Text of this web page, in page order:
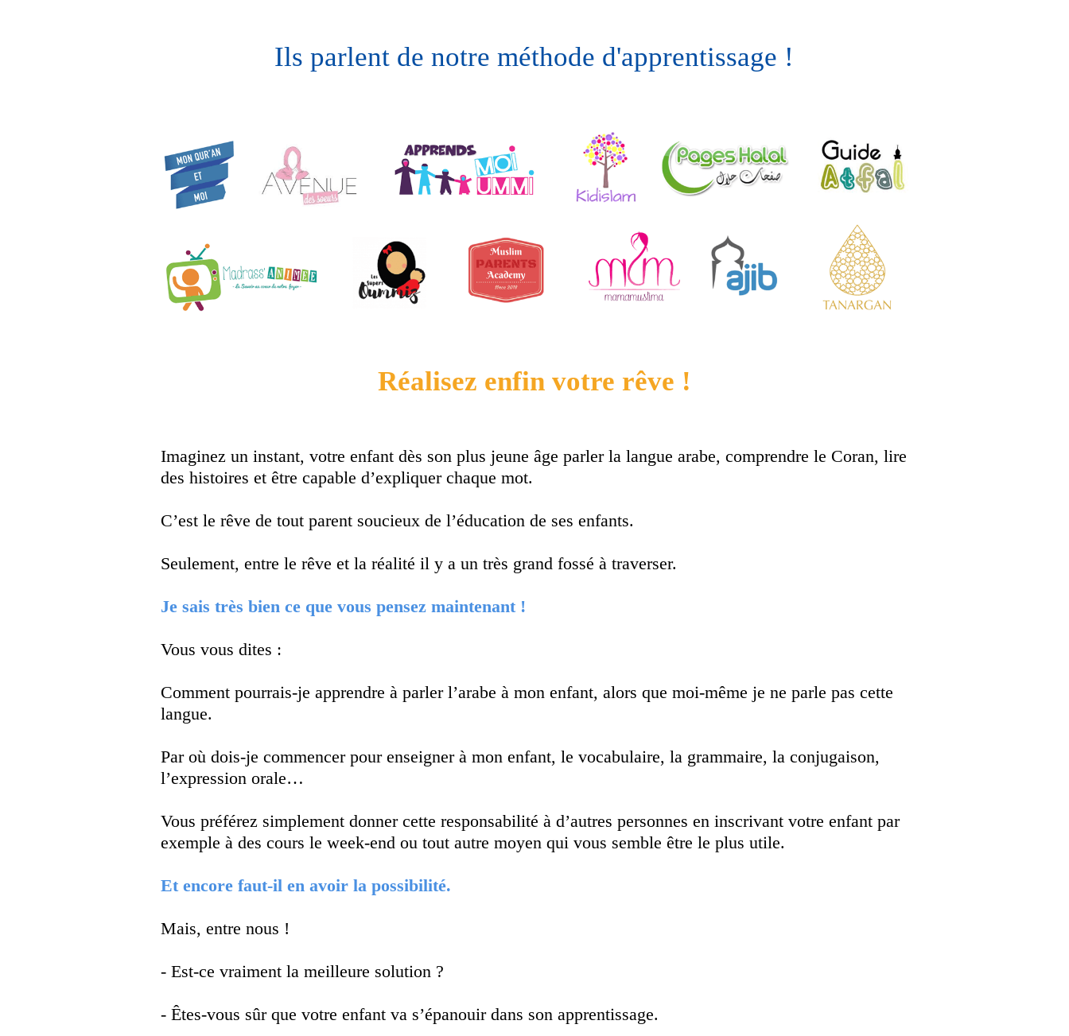
Ils parlent de notre méthode d'apprentissage !
Réalisez enfin votre rêve !
Imaginez un instant, votre enfant dès son plus jeune âge parler la langue arabe, comprendre le Coran, lire
des histoires et être capable d’expliquer chaque mot.
C’est le rêve de tout parent soucieux de l’éducation de ses enfants.
Seulement, entre le rêve et la réalité il y a un très grand fossé à traverser.
Je sais très bien ce que vous pensez maintenant !
Vous vous dites :
Comment pourrais-je apprendre à parler l’arabe à mon enfant, alors que moi-même je ne parle pas cette
langue.
Par où dois-je commencer pour enseigner à mon enfant, le vocabulaire, la grammaire, la conjugaison,
l’expression orale…
Vous préférez simplement donner cette responsabilité à d’autres personnes en inscrivant votre enfant par
exemple à des cours le week-end ou tout autre moyen qui vous semble être le plus utile.
Et encore faut-il en avoir la possibilité.
Mais, entre nous !
- Est-ce vraiment la meilleure solution ?
- Êtes-vous sûr que votre enfant va s’épanouir dans son apprentissage.